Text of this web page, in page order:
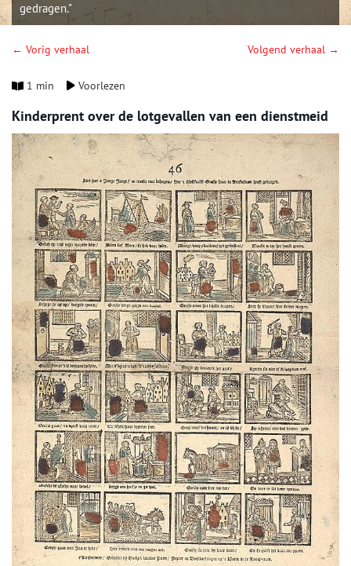
gedragen."
← Vorig verhaal Volgend verhaal →
1 min Voorlezen
Kinderprent over de lotgevallen van een dienstmeid